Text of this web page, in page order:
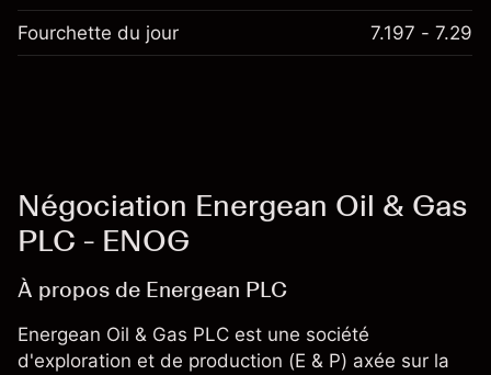
Fourchette du jour 7.197 - 7.29
Négociation Energean Oil & Gas
PLC - ENOG
À propos de Energean PLC
Energean Oil & Gas PLC est une société
d'exploration et de production (E & P) axée sur la